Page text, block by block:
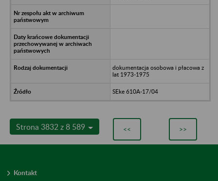
dokumentacja osobowa i płacowa z
lat 1973-1975
SEke 610A-17/04
Strona 3832 z 8 589 << >>
Kontakt